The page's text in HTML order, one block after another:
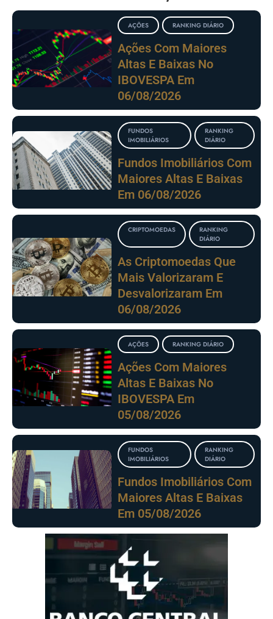
AÇÕES RANKING DIÁRIO
Ações Com Maiores
Altas E Baixas No
IBOVESPA Em
06/08/2026
FUNDOS
IMOBILIÁRIOS
RANKING
DIÁRIO
Fundos Imobiliários Com
Maiores Altas E Baixas
Em 06/08/2026
CRIPTOMOEDAS
RANKING
DIÁRIO
As Criptomoedas Que
Mais Valorizaram E
Desvalorizaram Em
06/08/2026
AÇÕES RANKING DIÁRIO
Ações Com Maiores
Altas E Baixas No
IBOVESPA Em
05/08/2026
FUNDOS
IMOBILIÁRIOS
RANKING
DIÁRIO
Fundos Imobiliários Com
Maiores Altas E Baixas
Em 05/08/2026